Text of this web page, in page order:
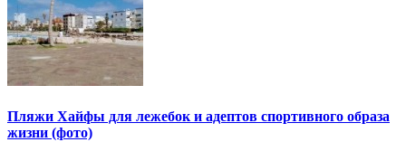
Пляжи Хайфы для лежебок и адептов спортивного образа
жизни (фото)